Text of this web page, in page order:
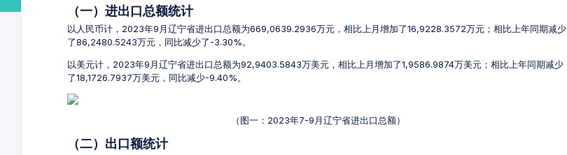
（一）进出口总额统计
以人民币计，2023年9月辽宁省进出口总额为669,0639.2936万元，相比上月增加了16,9228.3572万元；相比上年同期减少
了86,2480.5243万元，同比减少了-3.30%。
以美元计，2023年9月辽宁省进出口总额为92,9403.5843万美元，相比上月增加了1,9586.9874万美元；相比上年同期减少
了18,1726.7937万美元，同比减少-9.40%。
（图一：2023年7-9月辽宁省进出口总额）
（二）出口额统计